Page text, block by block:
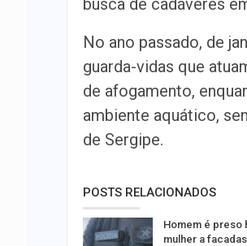
busca de cadáveres
No ano passado, de
guarda-vidas que
de afogamento,
ambiente aquático,
de Sergipe.
POSTS RELACIONADOS
Homem é preso
mulher a